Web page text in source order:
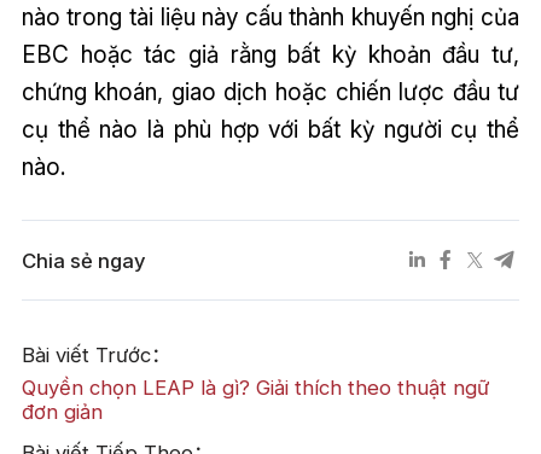
nào trong tài liệu này cấu thành khuyến nghị của
EBC hoặc tác giả rằng bất kỳ khoản đầu tư,
chứng khoán, giao dịch hoặc chiến lược đầu tư
cụ thể nào là phù hợp với bất kỳ người cụ thể
nào.
Chia sẻ ngay
Bài viết Trước：
Quyền chọn LEAP là gì? Giải thích theo thuật ngữ
đơn giản